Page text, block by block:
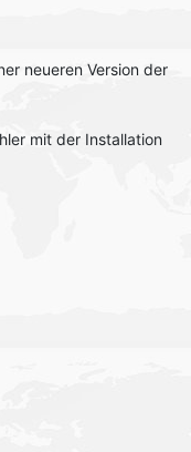
neueren Version der
mit der Installation